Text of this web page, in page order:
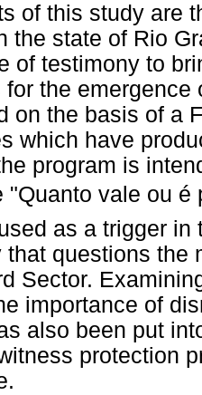
of this study are
the state of Rio
of testimony to
for the
on the basis of a
which have
program is
"Quanto vale ou é
as a trigger
that questions the
Sector.
importance of
also been put
protection